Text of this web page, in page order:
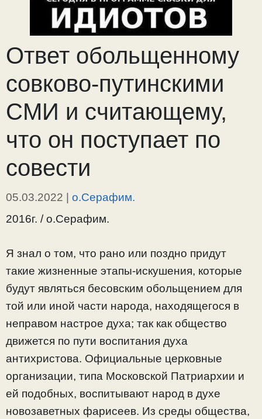
Ответ обольщенному
совково-путинскими
СМИ и считающему,
что он поступает по
совести
05.03.2022 | о.Серафим.
2016г. / о.Серафим.
Я знал о том, что рано или поздно придут
такие жизненные этапы-искушения, которые
будут являться бесовским обольщением для
той или иной части народа, находящегося в
неправом настрое духа; так как общество
движется по пути воспитания духа
антихристова. Официальные церковные
организации, типа Московской Патриархии и
ей подобных, воспитывают народ в духе
новозаветных фарисеев. Из среды общества,